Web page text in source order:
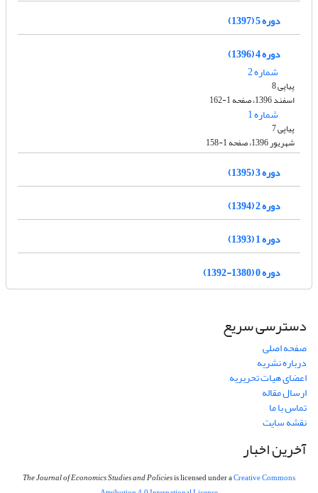
دوره 5 (1397)
دوره 4 (1396)
شماره 2
پیاپی 8
اسفند 1396، صفحه 1-162
شماره 1
پیاپی 7
شهریور 1396، صفحه 1-158
دوره 3 (1395)
دوره 2 (1394)
دوره 1 (1393)
دوره 0 (1380-1392)
دسترسی سریع
صفحه اصلی
درباره نشریه
اعضای هیات تحریریه
ارسال مقاله
تماس با ما
نقشه سایت
آخرین اخبار
The Journal of Economics Studies and Policiesis licensed under aCreative Commons